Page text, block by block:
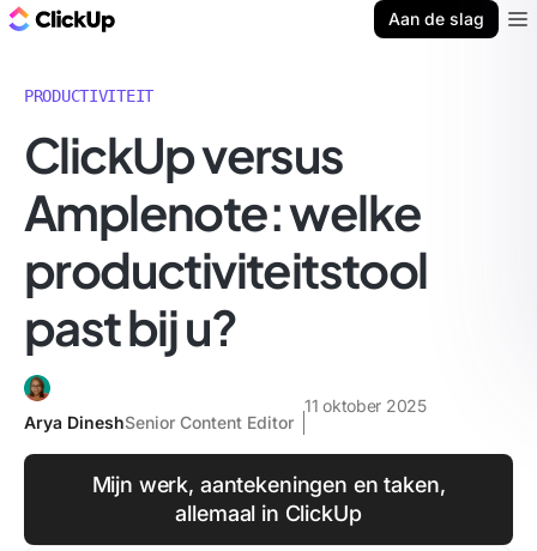
Aan de slag
PRODUCTIVITEIT
ClickUp versus
Amplenote: welke
productiviteitstool
past bij u?
Arya DineshSenior Content Editor
11 oktober 2025
Mijn werk, aantekeningen en taken,
allemaal in ClickUp